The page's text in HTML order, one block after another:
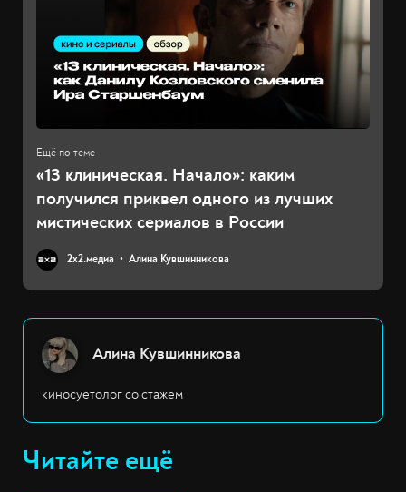
«13 клиническая. Начало»: каким
получился приквел одного из лучших
мистических сериалов в России
2х2.медиа Алина Кувшинникова
Алина Кувшинникова
киносуетолог со стажем
Читайте ещё